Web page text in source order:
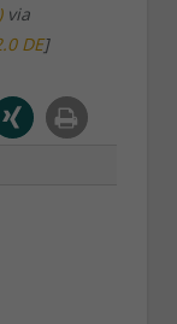
via
DE]